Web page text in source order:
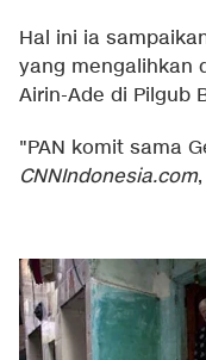
Hal ini ia
yang mengalihkan
Airin-Ade di Pilgub
"PAN komit sama
CNNIndonesia.com